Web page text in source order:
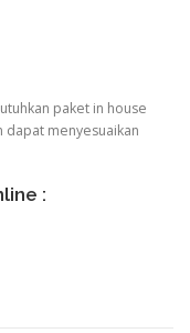
paket in house
dapat menyesuaikan
: